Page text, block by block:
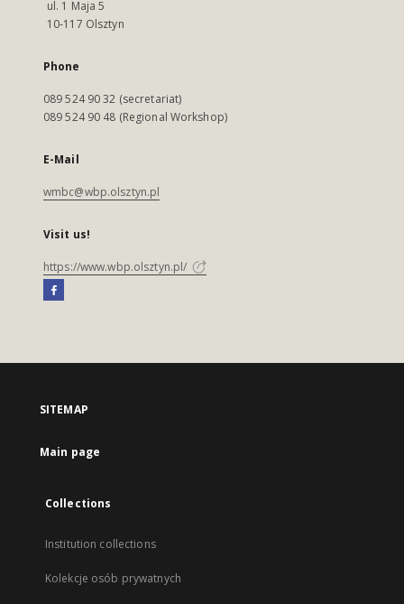
ul. 1 Maja 5
10-117 Olsztyn
Phone
089 524 90 32 (secretariat)
089 524 90 48 (Regional Workshop)
E-Mail
wmbc@wbp.olsztyn.pl
Visit us!
https://www.wbp.olsztyn.pl/
SITEMAP
Main page
Collections
Institution collections
Kolekcje osób prywatnych